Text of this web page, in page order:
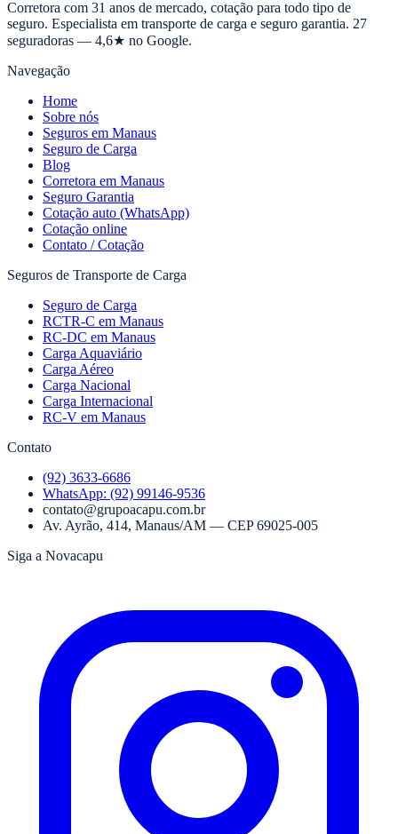
Corretora com 31 anos de mercado, cotação para todo tipo de
seguro. Especialista em transporte de carga e seguro garantia. 27
seguradoras — 4,6★ no Google.
Navegação
Home
Sobre nós
Seguros em Manaus
Seguro de Carga
Blog
Corretora em Manaus
Seguro Garantia
Cotação auto (WhatsApp)
Cotação online
Contato / Cotação
Seguros de Transporte de Carga
Seguro de Carga
RCTR-C em Manaus
RC-DC em Manaus
Carga Aquaviário
Carga Aéreo
Carga Nacional
Carga Internacional
RC-V em Manaus
Contato
(92) 3633-6686
WhatsApp: (92) 99146-9536
contato@grupoacapu.com.br
Av. Ayrão, 414, Manaus/AM — CEP69025-005
Siga a Novacapu